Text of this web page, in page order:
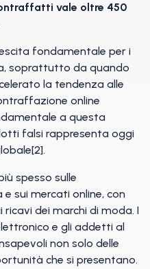
vale oltre 450
fondamentale per i
soprattutto da quando
la tendenza alle
online
a questa
falsi rappresenta oggi
spesso sulle
sui mercati online, con
dei marchi di moda. I
e gli addetti al
non solo delle
che si presentano.